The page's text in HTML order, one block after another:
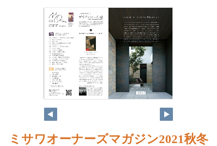
ミサワオーナーズマガジン2021秋冬